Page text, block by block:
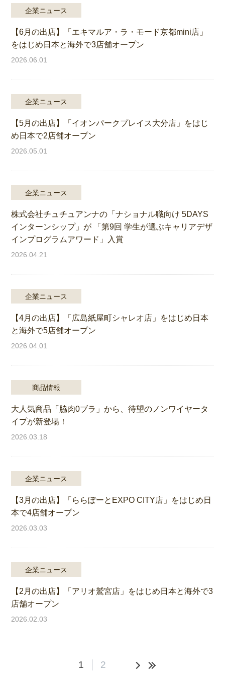
企業ニュース
【6月の出店】「エキマルア・ラ・モード京都mini店」
をはじめ日本と海外で3店舗オープン
2026.06.01
企業ニュース
【5月の出店】「イオンパークプレイス大分店」をはじ
め日本で2店舗オープン
2026.05.01
企業ニュース
株式会社チュチュアンナの「ナショナル職向け 5DAYS
インターンシップ」が 「第9回 学生が選ぶキャリアデザ
インプログラムアワード」入賞
2026.04.21
企業ニュース
【4月の出店】「広島紙屋町シャレオ店」をはじめ日本
と海外で5店舗オープン
2026.04.01
商品情報
大人気商品「脇肉0ブラ」から、待望のノンワイヤータ
イプが新登場！
2026.03.18
企業ニュース
【3月の出店】「ららぽーとEXPO CITY店」をはじめ日
本で4店舗オープン
2026.03.03
企業ニュース
【2月の出店】「アリオ鷲宮店」をはじめ日本と海外で3
店舗オープン
2026.02.03
1 2